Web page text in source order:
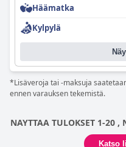
lämpimästi kaikille, jotka
jotka haluavat olla New
Häämatka
Kylpylä
*Lisäveroja tai -maksuja
ennen varauksen tekemistä.
NAYTTAA TULOKSET 1-20 ,
Katso